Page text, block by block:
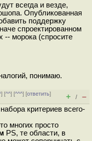
всегда и везде,
Опубликованная
поддержку
спроектированном
-- морока (спросите
понимаю.
] [^^] [^^^] [ответить]
+ / –
критериев всего-
многих просто
PS, те области, в